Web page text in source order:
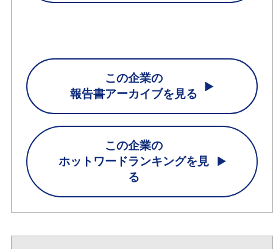
この企業の
報告書アーカイブを見る
この企業の
ホットワードランキングを見
る